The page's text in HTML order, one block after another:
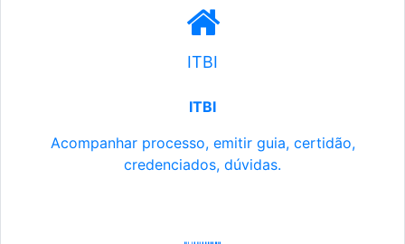
ITBI
ITBI
Acompanhar processo, emitir guia, certidão,
credenciados, dúvidas.